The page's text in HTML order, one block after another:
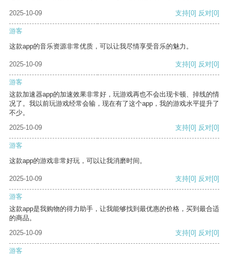
2025-10-09 支持[0] 反对[0]
游客
这款app的音乐资源非常优质，可以让我尽情享受音乐的魅力。
2025-10-09 支持[0] 反对[0]
游客
这款加速器app的加速效果非常好，玩游戏再也不会出现卡顿、掉线的情
况了。我以前玩游戏经常会输，现在有了这个app，我的游戏水平提升了
不少。
2025-10-09
支持[0] 反对[0]
游客
这款app的游戏非常好玩，可以让我消磨时间。
2025-10-09 支持[0] 反对[0]
游客
这款app是我购物的得力助手，让我能够找到最优惠的价格，买到最合适
的商品。
2025-10-09
支持[0] 反对[0]
游客